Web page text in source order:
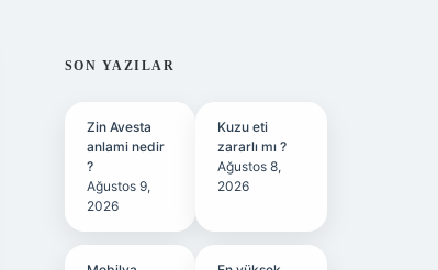
SIDEBAR
SON YAZILAR
Zin Avesta
anlami nedir
?
Ağustos 9,
2026
Kuzu eti
zararlı mı ?
Ağustos 8,
2026